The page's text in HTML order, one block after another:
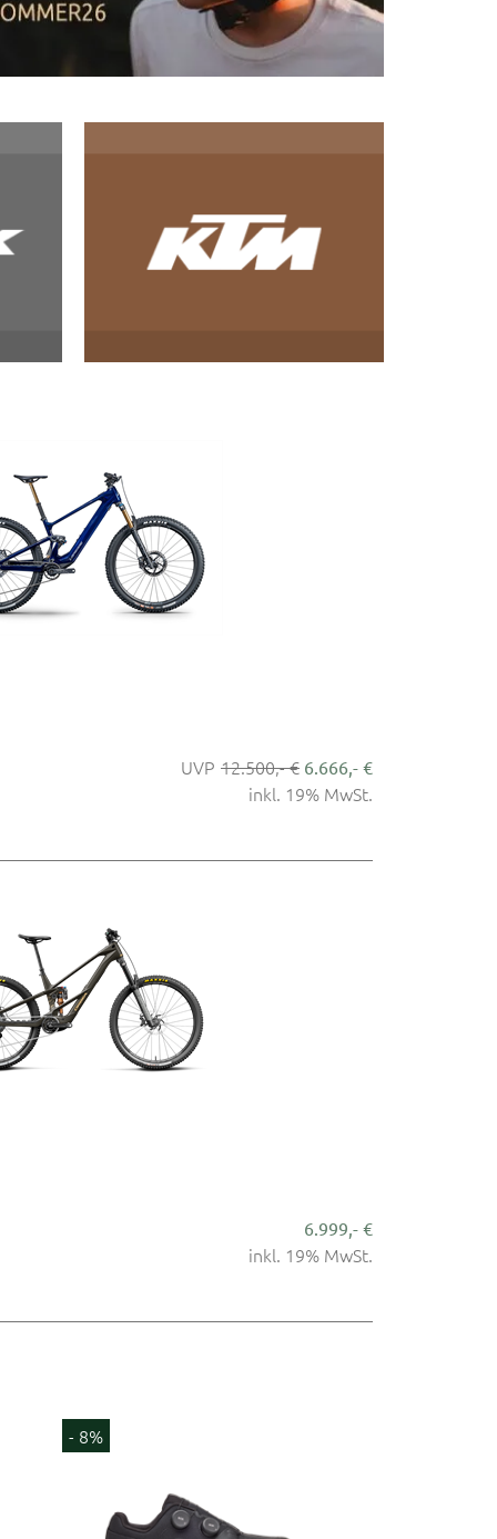
12.500,- € 6.666,- €
inkl. 19% MwSt.
6.999,- €
inkl. 19% MwSt.